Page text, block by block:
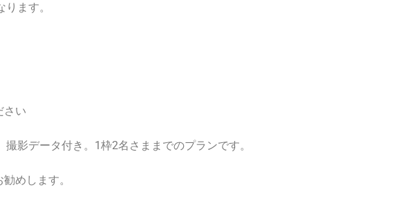
ます。
い
影データ付き。1枠2名さままでのプランです。
めします。